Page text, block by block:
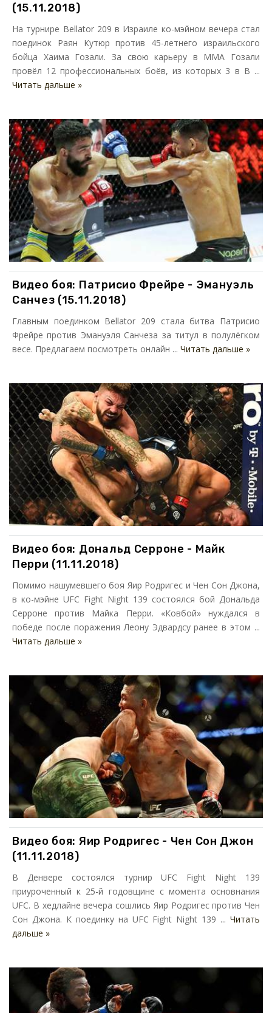
(15.11.2018)
На турнире Bellator 209 в Израиле ко-мэйном вечера стал
поединок Раян Кутюр против 45-летнего израильского
бойца Хаима Гозали. За свою карьеру в ММА Гозали
провёл 12 профессиональных боёв, из которых 3 в B ...
Читать дальше »
Видео боя: Патрисио Фрейре - Эмануэль
Санчез (15.11.2018)
Главным поединком Bellator 209 стала битва Патрисио
Фрейре против Эмануэля Санчеза за титул в полулёгком
весе. Предлагаем посмотреть онлайн ... Читать дальше »
Видео боя: Дональд Серроне - Майк
Перри (11.11.2018)
Помимо нашумевшего боя Яир Родригес и Чен Сон Джона,
в ко-мэйне UFC Fight Night 139 состоялся бой Дональда
Серроне против Майка Перри. «Ковбой» нуждался в
победе после поражения Леону Эдвардсу ранее в этом ...
Читать дальше »
Видео боя: Яир Родригес - Чен Сон Джон
(11.11.2018)
В Денвере состоялся турнир UFC Fight Night 139
приуроченный к 25-й годовщине с момента основнания
UFC. В хедлайне вечера сошлись Яир Родригес против Чен
Сон Джона. К поединку на UFC Fight Night 139 ... Читать
дальше »